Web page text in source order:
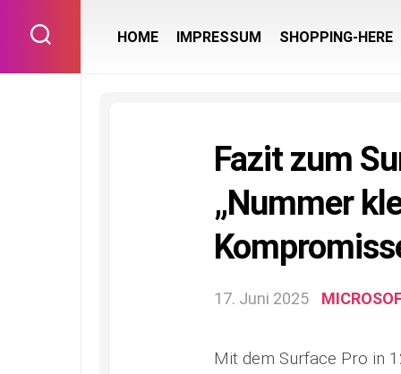
content
HOME IMPRESSUM SHOPPING-HERE
Fazit zum
„Nummer
17. Juni 2025
Mit dem Surface Pro in